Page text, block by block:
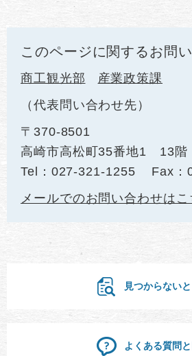
このページに関するお問
商工観光部
産業政策課
代表問い合わせ先
〒370-8501
高崎市高松町35番地1 13階
Tel：027-321-1255
Fax：
メールでのお問い合わせはこ
見つからない
よくある質問